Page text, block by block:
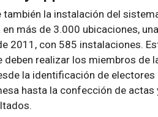
la instalación del
más de 3.000 ubicaciones,
2011, con 585 instalaciones.
realizar los miembros de
la identificación de electores
hasta la confección de